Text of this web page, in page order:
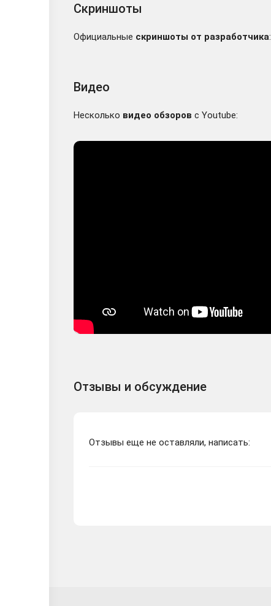
Скриншоты
Официальные скриншоты от разработчика:
Видео
Несколько видео обзоров с Youtube:
Отзывы и обсуждение
Отзывы еще не оставляли, написать: